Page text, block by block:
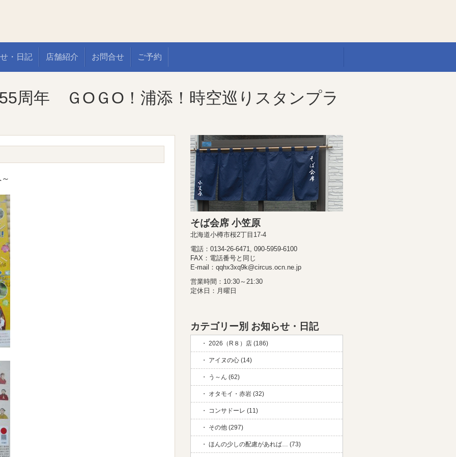
・日記 店舗紹介 お問合せ ご予約
周年 ＧOＧO！浦添！時空巡りスタンプラ
そば会席 小笠原
北海道小樽市桜2丁目17-4
電話：0134-26-6471, 090-5959-6100
FAX：電話番号と同じ
E-mail：qqhx3xq9k@circus.ocn.ne.jp
営業時間：10:30～21:30
定休日：月曜日
カテゴリー別 お知らせ・日記
2026（R８）店 (186)
アイヌの心 (14)
う～ん (62)
オタモイ・赤岩 (32)
コンサドーレ (11)
その他 (297)
ほんの少しの配慮があれば… (73)